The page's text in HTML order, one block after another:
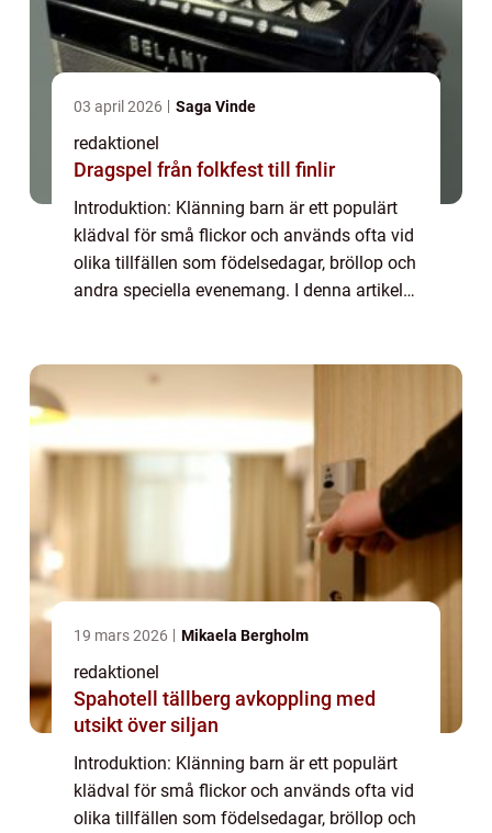
03 april 2026 Saga Vinde
redaktionel
Dragspel från folkfest till finlir
Introduktion: Klänning barn är ett populärt
klädval för små flickor och används ofta vid
olika tillfällen som födelsedagar, bröllop och
andra speciella evenemang. I denna artikel
19 mars 2026 Mikaela Bergholm
redaktionel
Spahotell tällberg avkoppling med
utsikt över siljan
Introduktion: Klänning barn är ett populärt
klädval för små flickor och används ofta vid
olika tillfällen som födelsedagar, bröllop och